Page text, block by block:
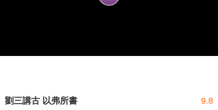
劉三講古 以弗所書 9.8